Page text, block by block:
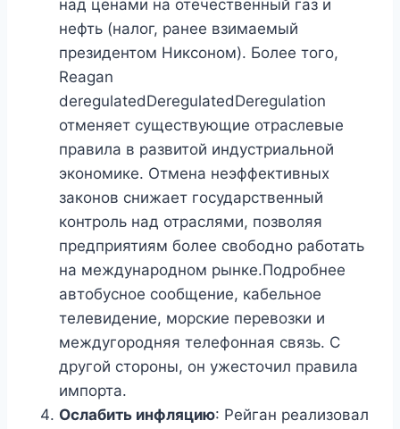
над ценами на отечественный газ и
нефть (налог, ранее взимаемый
президентом Никсоном). Более того,
Reagan
deregulatedDeregulatedDeregulation
отменяет существующие отраслевые
правила в развитой индустриальной
экономике. Отмена неэффективных
законов снижает государственный
контроль над отраслями, позволяя
предприятиям более свободно работать
на международном рынке.Подробнее
автобусное сообщение, кабельное
телевидение, морские перевозки и
междугородняя телефонная связь. С
другой стороны, он ужесточил правила
импорта.
Ослабить инфляцию: Рейган реализовал